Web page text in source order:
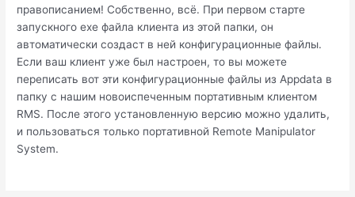
правописанием! Собственно, всё. При первом старте
запускного exe файла клиента из этой папки, он
автоматически создаст в ней конфигурационные файлы.
Если ваш клиент уже был настроен, то вы можете
переписать вот эти конфигурационные файлы из Appdata в
папку с нашим новоиспеченным портативным клиентом
RMS. После этого установленную версию можно удалить,
и пользоваться только портативной Remote Manipulator
System.